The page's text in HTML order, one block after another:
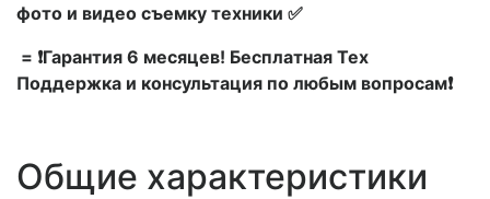
фото и видео съемку техники ✅
= ❗Гарантия 6 месяцев! Бесплатная Тех
Поддержка и консультация по любым вопросам❗
Общие характеристики